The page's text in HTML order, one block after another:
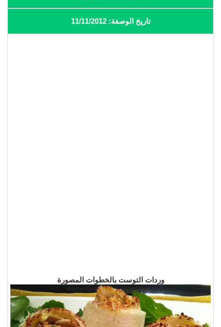
تاريخ الوصفة: 11/11/2012
وردات التوست بالخطوات المصورة